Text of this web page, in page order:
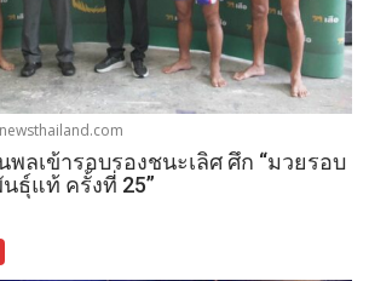
ลเข้ารอบรองชนะเลิศ ศึก “มวยรอบ
ธุ์แท้ ครั้งที่ 25”